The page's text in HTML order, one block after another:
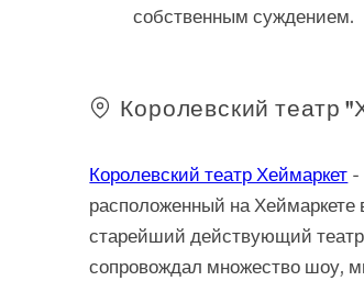
собственным суждением.
Королевский театр
Королевский театр Хеймаркет -
расположенный на Хеймаркете
старейший действующий
сопровождал множество шоу,